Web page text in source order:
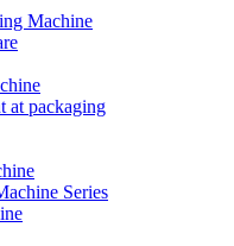
Machine
at packaging
Series